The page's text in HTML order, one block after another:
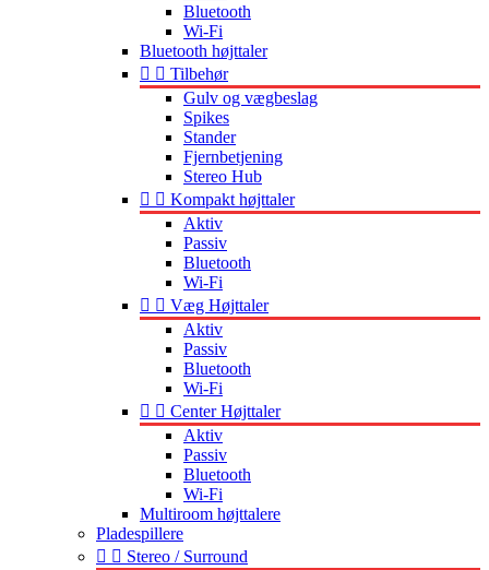
Bluetooth
Wi-Fi
Bluetooth højttaler
  Tilbehør
Gulv og vægbeslag
Spikes
Stander
Fjernbetjening
Stereo Hub
  Kompakt højttaler
Aktiv
Passiv
Bluetooth
Wi-Fi
  Væg Højttaler
Aktiv
Passiv
Bluetooth
Wi-Fi
  Center Højttaler
Aktiv
Passiv
Bluetooth
Wi-Fi
Multiroom højttalere
Pladespillere
  Stereo / Surround